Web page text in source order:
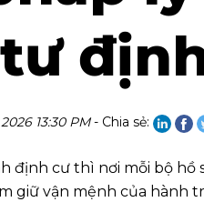
13:30 PM- Chia sẻ:
định cư thì nơi mỗi bộ
giữ vận mệnh của hành